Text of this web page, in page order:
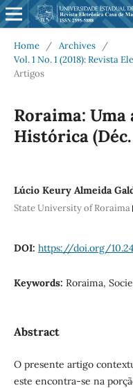
Home / Archives
/
Vol. 1 No. 1 (2018): Revista
Artigos
Roraima: Uma
Histórica
Lúcio Keury Almeida
State University of Roraima
DOI: https://doi.org/
Keywords: Roraima,
Abstract
O presente artigo
este encontra-se na